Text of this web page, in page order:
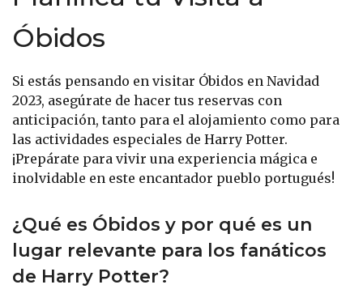
Óbidos
Si estás pensando en visitar Óbidos en Navidad
2023, asegúrate de hacer tus reservas con
anticipación, tanto para el alojamiento como para
las actividades especiales de Harry Potter.
¡Prepárate para vivir una experiencia mágica e
inolvidable en este encantador pueblo portugués!
¿Qué es Óbidos y por qué es un
lugar relevante para los fanáticos
de Harry Potter?